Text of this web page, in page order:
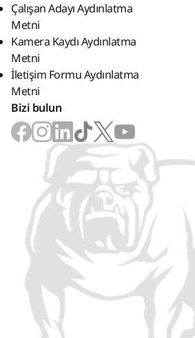
Çalışan Adayı Aydınlatma
Metni
Kamera Kaydı Aydınlatma
Metni
İletişim Formu Aydınlatma
Metni
Bizi bulun